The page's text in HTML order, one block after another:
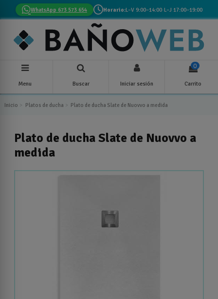
WhatsApp 673 573 654 Horario:L–V 9:00–14:00·L–J 17:00–19:00
Menu Buscar Iniciar sesión
0
Carrito
Inicio Platos de ducha Plato de ducha Slate de Nuovvo a medida
Plato de ducha Slate de Nuovvo a
medida